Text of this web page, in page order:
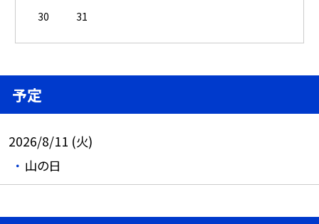
30
31
予定
2026/8/11 (火)
山の日